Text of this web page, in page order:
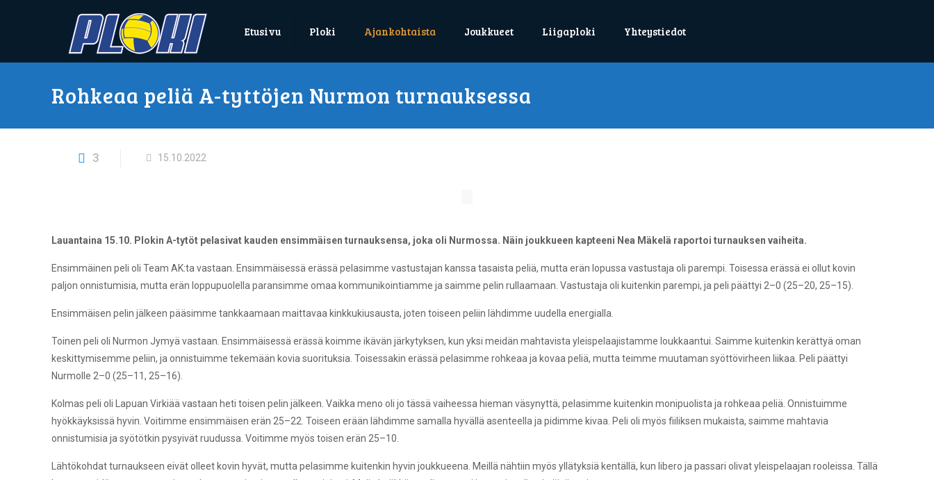
Etusivu Ploki Ajankohtaista Joukkueet Liigaploki Yhteystiedot
Rohkeaa peliä A-tyttöjen Nurmon turnauksessa
3 15.10.2022
Lauantaina 15.10. Plokin A-tytöt pelasivat kauden ensimmäisen turnauksensa, joka oli Nurmossa. Näin joukkueen kapteeni Nea Mäkelä raportoi turnauksen vaiheita.
Ensimmäinen peli oli Team AK:ta vastaan. Ensimmäisessä erässä pelasimme vastustajan kanssa tasaista peliä, mutta erän lopussa vastustaja oli parempi. Toisessa erässä ei ollut kovin
paljon onnistumisia, mutta erän loppupuolella paransimme omaa kommunikointiamme ja saimme pelin rullaamaan. Vastustaja oli kuitenkin parempi, ja peli päättyi 2–0 (25–20, 25–15).
Ensimmäisen pelin jälkeen pääsimme tankkaamaan maittavaa kinkkukiusausta, joten toiseen peliin lähdimme uudella energialla.
Toinen peli oli Nurmon Jymyä vastaan. Ensimmäisessä erässä koimme ikävän järkytyksen, kun yksi meidän mahtavista yleispelaajistamme loukkaantui. Saimme kuitenkin kerättyä oman
keskittymisemme peliin, ja onnistuimme tekemään kovia suorituksia. Toisessakin erässä pelasimme rohkeaa ja kovaa peliä, mutta teimme muutaman syöttövirheen liikaa. Peli päättyi
Nurmolle 2–0 (25–11, 25–16).
Kolmas peli oli Lapuan Virkiää vastaan heti toisen pelin jälkeen. Vaikka meno oli jo tässä vaiheessa hieman väsynyttä, pelasimme kuitenkin monipuolista ja rohkeaa peliä. Onnistuimme
hyökkäyksissä hyvin. Voitimme ensimmäisen erän 25–22. Toiseen erään lähdimme samalla hyvällä asenteella ja pidimme kivaa. Peli oli myös fiiliksen mukaista, saimme mahtavia
onnistumisia ja syötötkin pysyivät ruudussa. Voitimme myös toisen erän 25–10.
Lähtökohdat turnaukseen eivät olleet kovin hyvät, mutta pelasimme kuitenkin hyvin joukkueena. Meillä nähtiin myös yllätyksiä kentällä, kun libero ja passari olivat yleispelaajan rooleissa. Tällä